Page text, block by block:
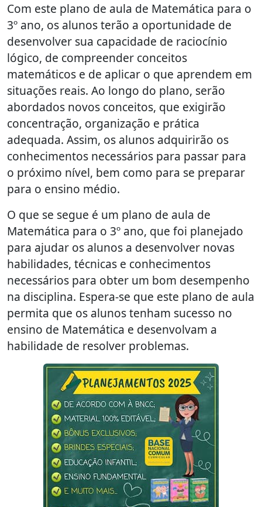
Com este plano de aula de Matemática para o
3º ano, os alunos terão a oportunidade de
desenvolver sua capacidade de raciocínio
lógico, de compreender conceitos
matemáticos e de aplicar o que aprendem em
situações reais. Ao longo do plano, serão
abordados novos conceitos, que exigirão
concentração, organização e prática
adequada. Assim, os alunos adquirirão os
conhecimentos necessários para passar para
o próximo nível, bem como para se preparar
para o ensino médio.
O que se segue é um plano de aula de
Matemática para o 3º ano, que foi planejado
para ajudar os alunos a desenvolver novas
habilidades, técnicas e conhecimentos
necessários para obter um bom desempenho
na disciplina. Espera-se que este plano de aula
permita que os alunos tenham sucesso no
ensino de Matemática e desenvolvam a
habilidade de resolver problemas.